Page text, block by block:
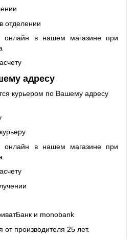
отделении
онлайн в нашем магазине при
адресу
курьером по Вашему адресу
онлайн в нашем магазине при
и monobank
производителя 25 лет.